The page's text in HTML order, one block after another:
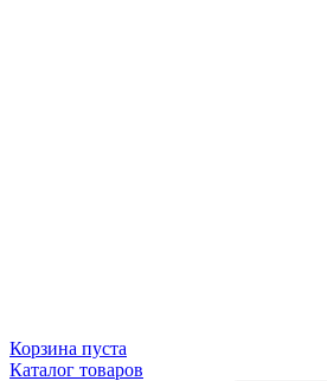
Корзина пуста
Каталог товаров